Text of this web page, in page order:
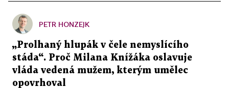
PETR HONZEJK
„Prolhaný hlupák v čele nemyslícího
stáda“. Proč Milana Knížáka oslavuje
vláda vedená mužem, kterým umělec
opovrhoval